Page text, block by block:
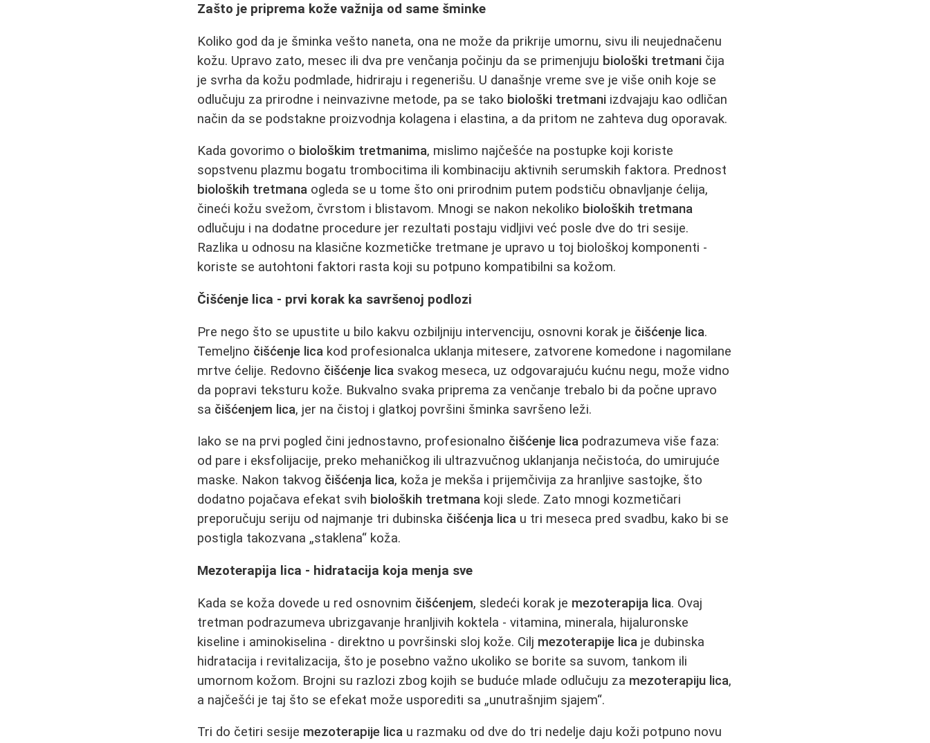
Zašto je priprema kože važnija od same šminke
Koliko god da je šminka vešto naneta, ona ne može da prikrije umornu, sivu ili neujednačenu
kožu. Upravo zato, mesec ili dva pre venčanja počinju da se primenjuju biološki tretmani čija
je svrha da kožu podmlade, hidriraju i regenerišu. U današnje vreme sve je više onih koje se
odlučuju za prirodne i neinvazivne metode, pa se tako biološki tretmani izdvajaju kao odličan
način da se podstakne proizvodnja kolagena i elastina, a da pritom ne zahteva dug oporavak.
Kada govorimo o biološkim tretmanima, mislimo najčešće na postupke koji koriste
sopstvenu plazmu bogatu trombocitima ili kombinaciju aktivnih serumskih faktora. Prednost
bioloških tretmana ogleda se u tome što oni prirodnim putem podstiču obnavljanje ćelija,
čineći kožu svežom, čvrstom i blistavom. Mnogi se nakon nekoliko bioloških tretmana
odlučuju i na dodatne procedure jer rezultati postaju vidljivi već posle dve do tri sesije.
Razlika u odnosu na klasične kozmetičke tretmane je upravo u toj biološkoj komponenti -
koriste se autohtoni faktori rasta koji su potpuno kompatibilni sa kožom.
Čišćenje lica - prvi korak ka savršenoj podlozi
Pre nego što se upustite u bilo kakvu ozbiljniju intervenciju, osnovni korak je čišćenje lica.
Temeljno čišćenje lica kod profesionalca uklanja mitesere, zatvorene komedone i nagomilane
mrtve ćelije. Redovno čišćenje lica svakog meseca, uz odgovarajuću kućnu negu, može vidno
da popravi teksturu kože. Bukvalno svaka priprema za venčanje trebalo bi da počne upravo
sa čišćenjem lica, jer na čistoj i glatkoj površini šminka savršeno leži.
Iako se na prvi pogled čini jednostavno, profesionalno čišćenje lica podrazumeva više faza:
od pare i eksfolijacije, preko mehaničkog ili ultrazvučnog uklanjanja nečistoća, do umirujuće
maske. Nakon takvog čišćenja lica, koža je mekša i prijemčivija za hranljive sastojke, što
dodatno pojačava efekat svih bioloških tretmana koji slede. Zato mnogi kozmetičari
preporučuju seriju od najmanje tri dubinska čišćenja lica u tri meseca pred svadbu, kako bi se
postigla takozvana „staklena“ koža.
Mezoterapija lica - hidratacija koja menja sve
Kada se koža dovede u red osnovnim čišćenjem, sledeći korak je mezoterapija lica. Ovaj
tretman podrazumeva ubrizgavanje hranljivih koktela - vitamina, minerala, hijaluronske
kiseline i aminokiselina - direktno u površinski sloj kože. Cilj mezoterapije lica je dubinska
hidratacija i revitalizacija, što je posebno važno ukoliko se borite sa suvom, tankom ili
umornom kožom. Brojni su razlozi zbog kojih se buduće mlade odlučuju za mezoterapiju lica,
a najčešći je taj što se efekat može usporediti sa „unutrašnjim sjajem“.
Tri do četiri sesije mezoterapije lica u razmaku od dve do tri nedelje daju koži potpuno novu